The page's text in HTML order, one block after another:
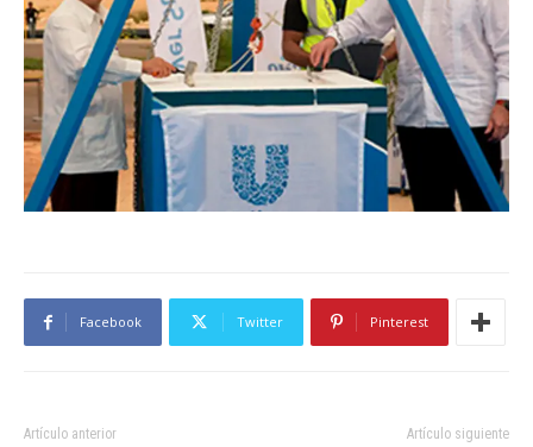
Facebook Twitter Pinterest
Artículo anterior Artículo siguiente